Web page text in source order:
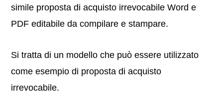
simile proposta di acquisto irrevocabile Word e
PDF editabile da compilare e stampare.
Si tratta di un modello che può essere utilizzato
come esempio di proposta di acquisto
irrevocabile.